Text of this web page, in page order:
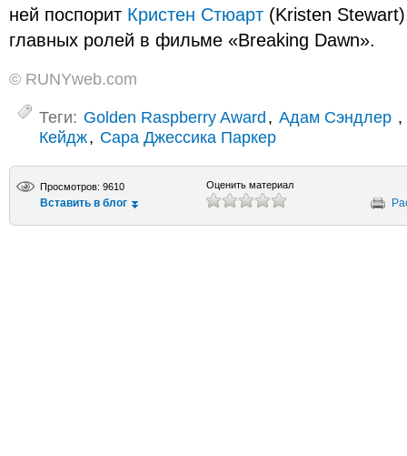
ней поспорит Кристен Стюарт (Kristen
главных ролей в фильме «Breaking Dawn».
© RUNYweb.com
Теги: Golden Raspberry Award, Адам Сэндлер ,
Кейдж, Сара Джессика Паркер
Просмотров: 9610
Вставить в блог
Оценить материал